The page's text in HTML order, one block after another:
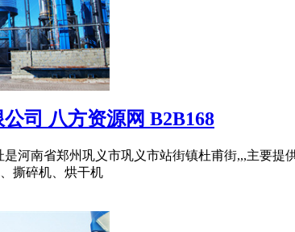
司 八方资源网 B2B168
河南省郑州巩义市巩义市站街镇杜甫街,,,主要
撕碎机、烘干机